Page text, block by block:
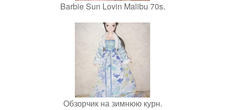
Barbie Sun Lovin Malibu 70s.
Обзорчик на зимнюю курн.